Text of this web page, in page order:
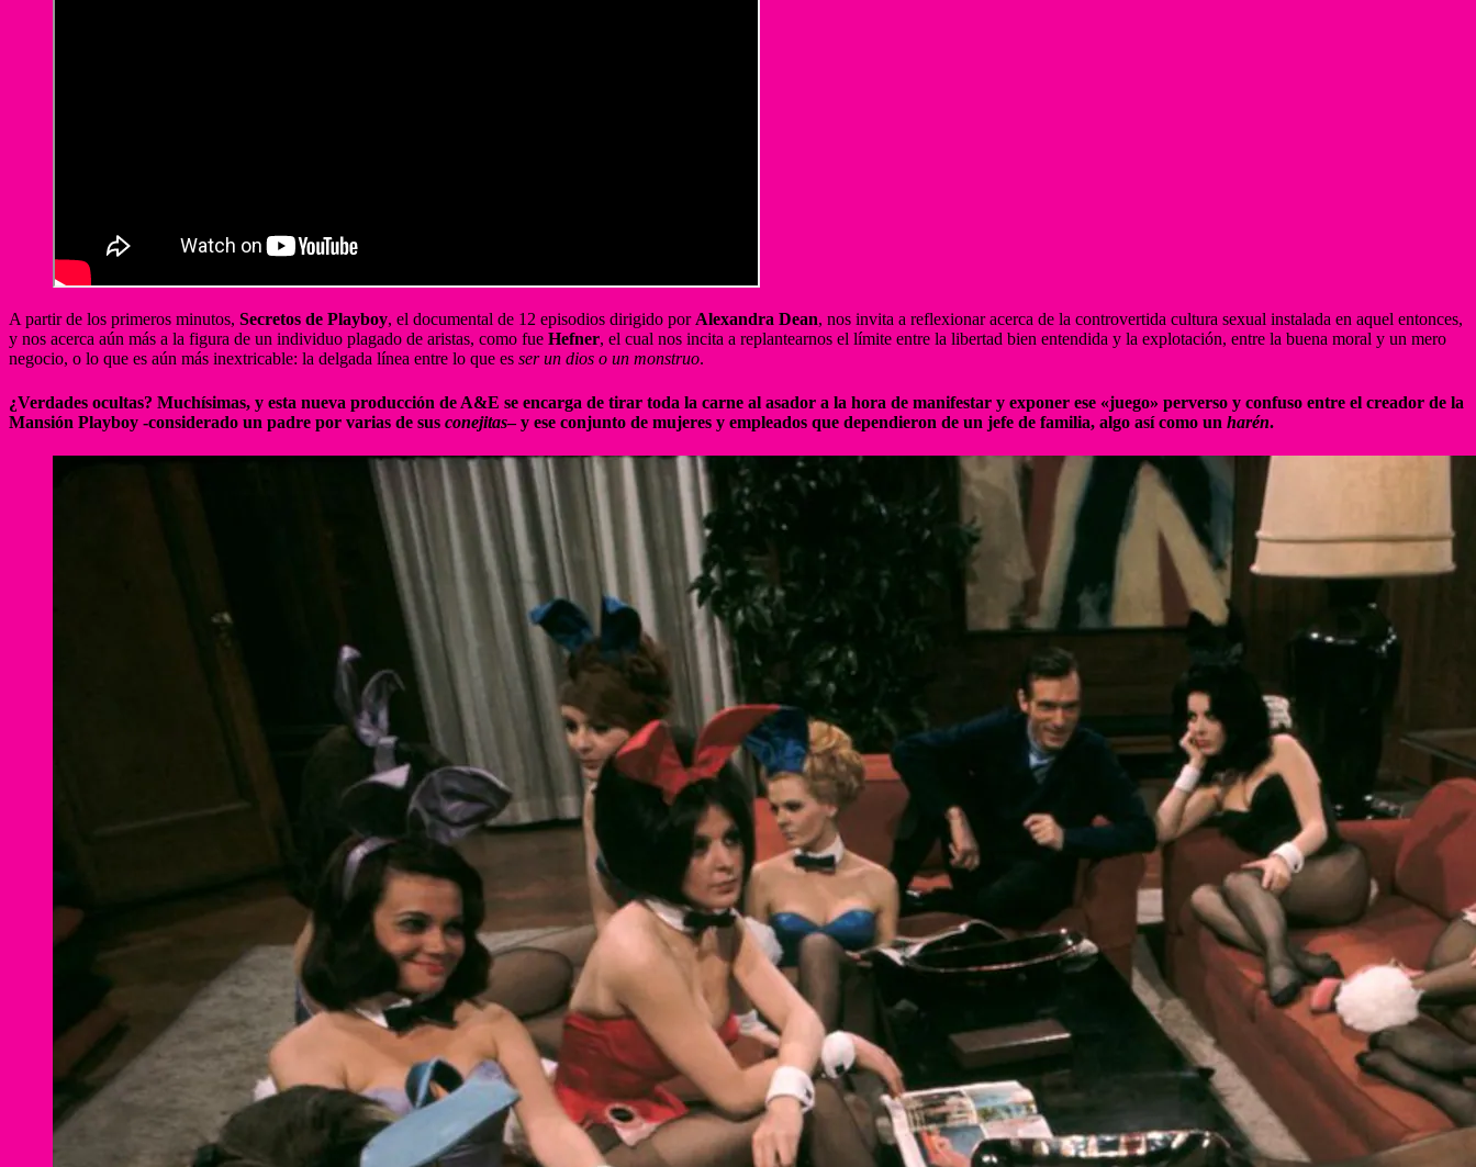
A partir de los primeros minutos, Secretos de Playboy, el documental de 12 episodios dirigido por Alexandra Dean, nos invita a reflexionar acerca de la controvertida cultura sexual instalada en aquel entonces,
y nos acerca aún más a la figura de un individuo plagado de aristas, como fue Hefner, el cual nos incita a replantearnos el límite entre la libertad bien entendida y la explotación, entre la buena moral y un mero
negocio, o lo que es aún más inextricable: la delgada línea entre lo que es ser un dios o un monstruo.
¿Verdades ocultas? Muchísimas, y esta nueva producción de A&E se encarga de tirar toda la carne al asador a la hora de manifestar y exponer ese «juego» perverso y confuso entre el creador de la
Mansión Playboy -considerado un padre por varias de sus conejitas– y ese conjunto de mujeres y empleados que dependieron de un jefe de familia, algo así como un harén.